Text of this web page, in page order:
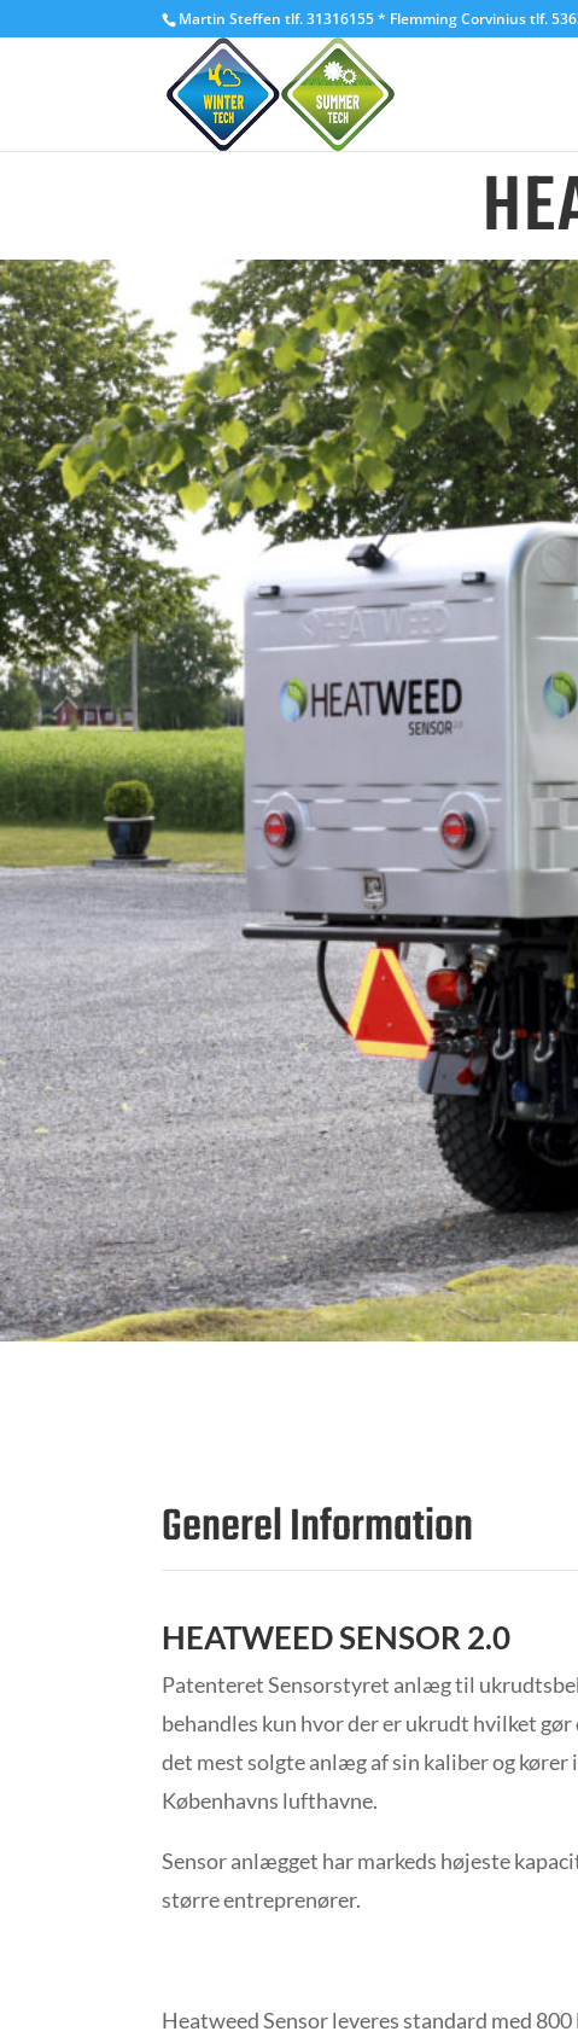
Martin Steffen tlf. 31316155 * Flemming Corvinius tlf.
Generel Information
HEATWEED SENSOR 2.0
Patenteret Sensorstyret anlæg til
behandles kun hvor der er ukrudt hvilket
det mest solgte anlæg af sin kaliber og
Københavns lufthavne.
Sensor anlægget har markeds højeste
større entreprenører.
Heatweed Sensor leveres standard med